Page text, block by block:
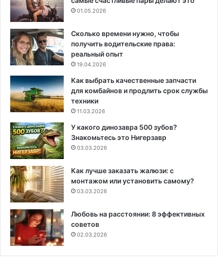
01.05.2026
Сколько времени нужно, чтобы
получить водительские права:
реальный опыт
19.04.2026
Как выбрать качественные запчасти
для комбайнов и продлить срок службы
техники
11.03.2026
У какого динозавра 500 зубов?
Знакомьтесь это Нигерзавр
03.03.2026
Как лучше заказать жалюзи: с
монтажом или установить самому?
03.03.2026
Любовь на расстоянии: 8 эффективных
советов
02.03.2026